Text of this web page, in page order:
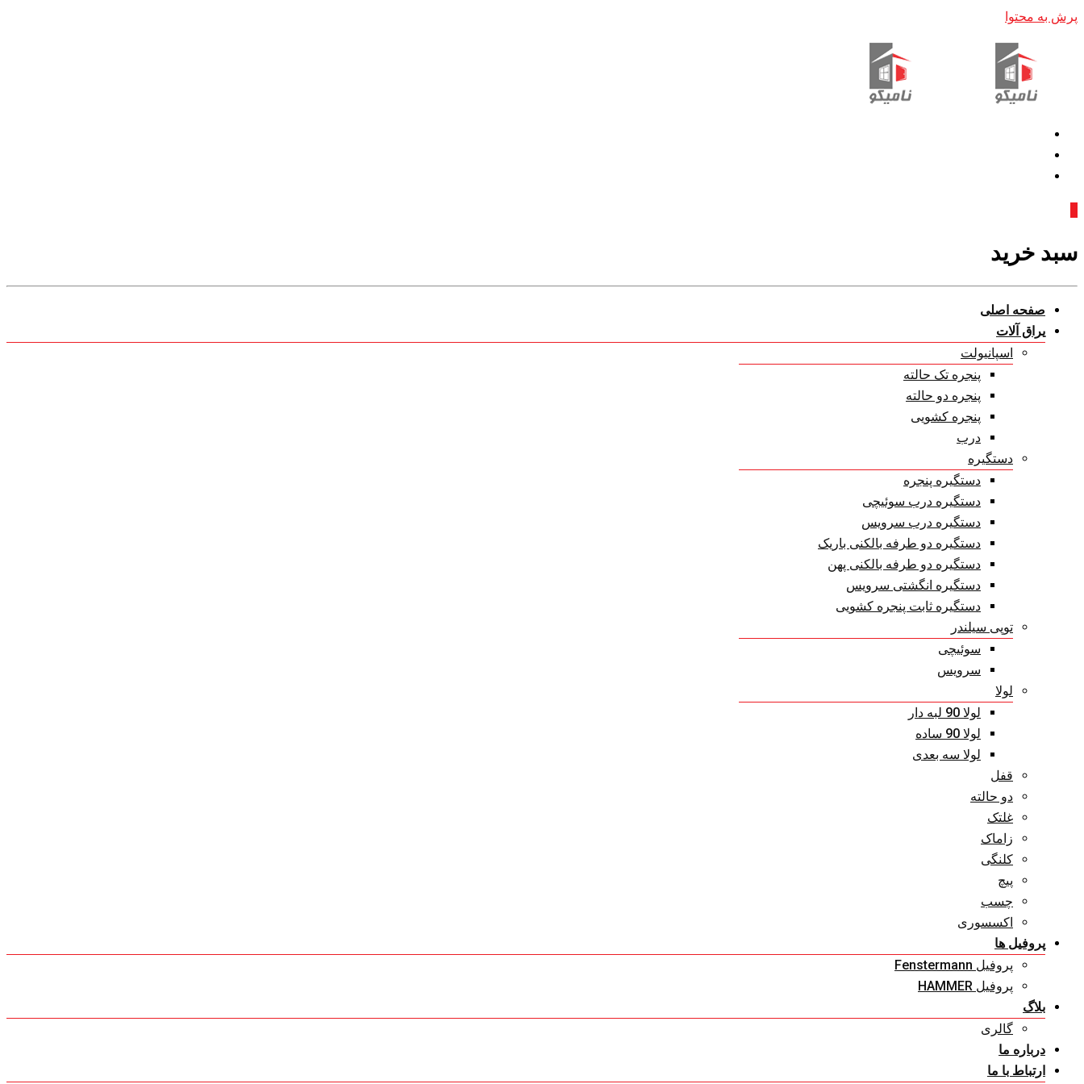
پرش به محتوا
سبد خرید
صفحه اصلی
یراق آلات
اسپانیولت
پنجره تک حالته
پنجره دو حالته
پنجره کشویی
درب
دستگیره
دستگیره پنجره
دستگیره درب سوئیچی
دستگیره درب سرویس
دستگیره دو طرفه بالکنی باریک
دستگیره دو طرفه بالکنی پهن
دستگیره انگشتی سرویس
دستگیره ثابت پنجره کشویی
توپی سیلندر
سوئیچی
سرویس
لولا
لولا 90 لبه دار
لولا 90 ساده
لولا سه بعدی
قفل
دو حالته
غلتک
زاماک
کلنگی
پیچ
چسب
اکسسوری
پروفیل ها
پروفیل Fenstermann
پروفیل HAMMER
بلاگ
گالری
درباره ما
ارتباط با ما